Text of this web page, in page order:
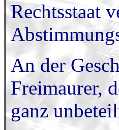
Rechtsstaat
An der
Freimaurer,
ganz